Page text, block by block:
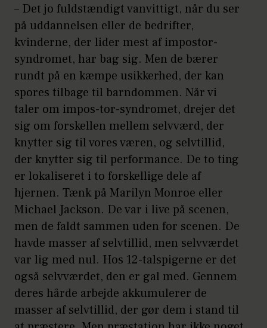
– Det jo fuldstændigt vanvittigt, når du ser
på uddannelsen eller de bedrifter,
kvinderne, der lider mest af impostor-
syndromet, har bag sig. Men de bærer
rundt på en kæmpe usikkerhed, der kan
spores tilbage til barndommen. Når vi
taler om impos-tor-syndromet, drejer det
sig om forskellen mellem selvværd, der
knytter sig til vores væren, og selvtillid,
der knytter sig til performance. De to ting
er lokaliseret i to forskellige dele af
hjernen. Tænk på Marilyn Monroe eller
Michael Jackson. De var i live på scenen,
men de faldt sammen uden for scenen. De
havde masser af selvtillid, men selvværdet
var lig med nul. Hos 12-talspigerne er det
også selvværdet, den er gal med. Gennem
deres hårde arbejde akkumulerer de
masser af selvtillid, der gør dem i stand til